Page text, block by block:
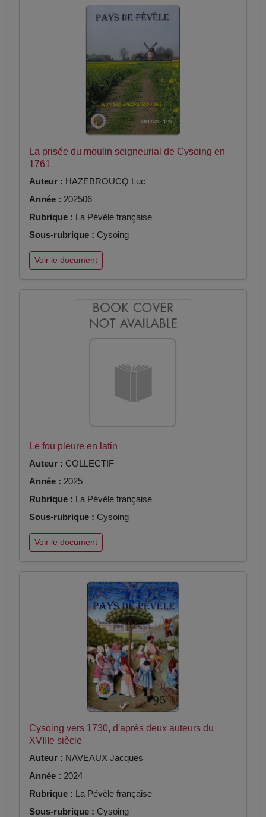
La prisée du moulin seigneurial de Cysoing en
1761
Auteur : HAZEBROUCQ Luc
Année : 202506
Rubrique : La Pévèle française
Sous-rubrique : Cysoing
Voir le document
Le fou pleure en latin
Auteur : COLLECTIF
Année : 2025
Rubrique : La Pévèle française
Sous-rubrique : Cysoing
Voir le document
Cysoing vers 1730, d'après deux auteurs du
XVIIIe siècle
Auteur : NAVEAUX Jacques
Année : 2024
Rubrique : La Pévèle française
Sous-rubrique : Cysoing